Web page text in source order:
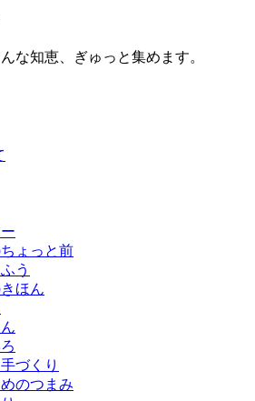
な知恵、ぎゅっと集めます。
ょっと前
う
ほん
づくり
のつまみ